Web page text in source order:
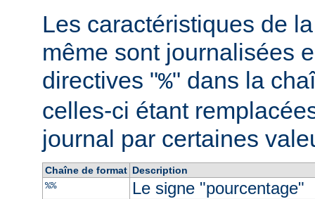
Les caractéristiques de
même sont journalisées
directives "%" dans la
celles-ci étant
journal par certaines
Chaîne de format Description
%%
Le signe "pourcentage"